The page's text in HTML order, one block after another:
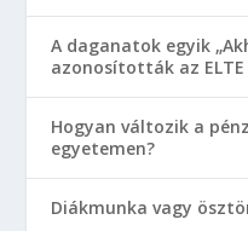
A daganatok egyik
azonosították az
Hogyan változik a
egyetemen?
Diákmunka vagy